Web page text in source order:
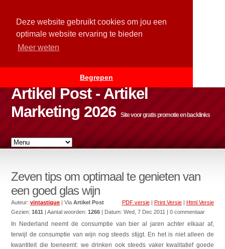
Deze website gebruikt cookies om jou een
optimale website ervaring te bieden
Meer weten
Begrepen
Artikel Post - Artikel
Marketing 2026
Site voor gratis promotie en backlinks
Zeven tips om optimaal te genieten van
een goed glas wijn
PDF versie| Print Versie| Html Versie
Auteur:vintastique | ViaArtikel Post
Gezien:1611 | Aantal woorden:1266 | Datum:Wed, 7 Dec 2011 | 0 commentaar
In Nederland neemt de consumptie van bier al jaren achter elkaar af,
terwijl de consumptie van wijn nog steeds stijgt. En het is niet alleen de
kwantiteit die toeneemt: we drinken ook steeds vaker kwalitatief goede